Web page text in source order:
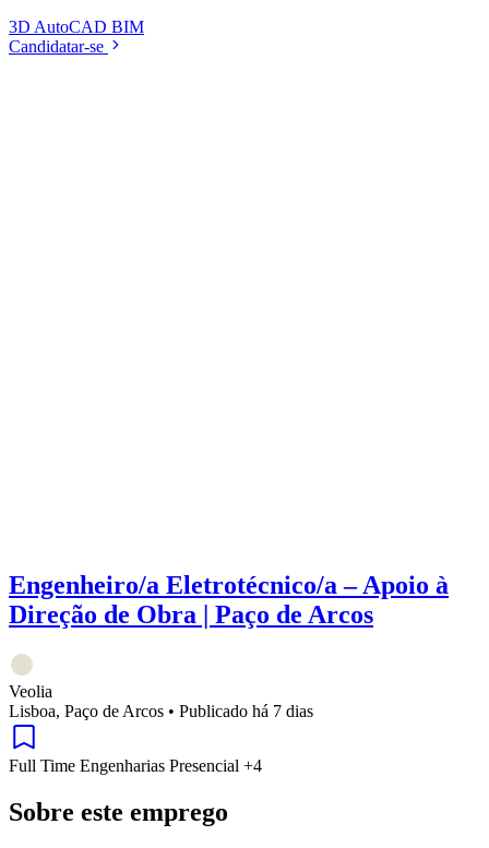
3D AutoCAD BIM
Candidatar-se
Engenheiro/a Eletrotécnico/a – Apoio à
Direção de Obra | Paço de Arcos
Veolia
Lisboa, Paço de Arcos • Publicado há 7 dias
Full Time Engenharias Presencial +4
Sobre este emprego